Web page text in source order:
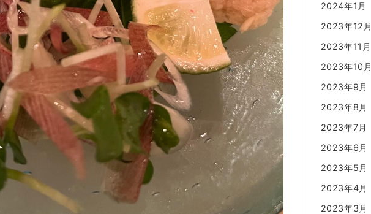
2024年1月
2023年12月
2023年11月
2023年10月
2023年9月
2023年8月
2023年7月
2023年6月
2023年5月
2023年4月
2023年3月